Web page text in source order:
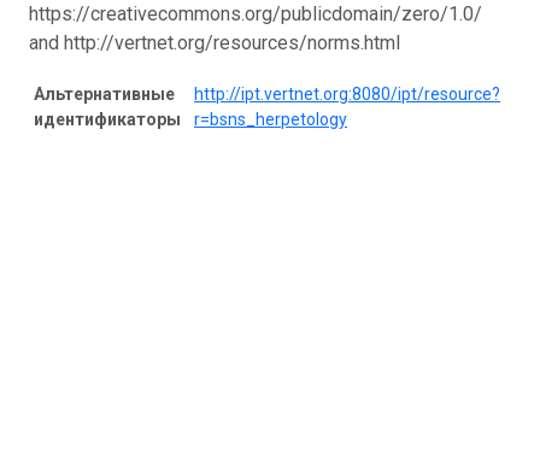
https://creativecommons.org/publicdomain/zero/1.0/
and http://vertnet.org/resources/norms.html
Альтернативные
идентификаторы
http://ipt.vertnet.org:8080/ipt/resource?
r=bsns_herpetology